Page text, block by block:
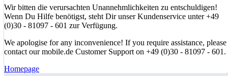
Wir bitten die verursachten Unannehmlichkeiten zu entschuldigen!
Wenn Du Hilfe benötigst, steht Dir unser Kundenservice unter +49
(0)30 - 81097 - 601 zur Verfügung.
We apologise for any inconvenience! If you require assistance, please
contact our mobile.de Customer Support on +49 (0)30 - 81097 - 601.
Homepage